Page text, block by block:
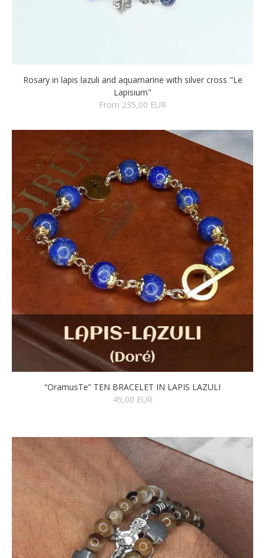
Rosary in lapis lazuli and aquamarine with silver cross "Le
Lapisium"
From 235,00 EUR
“OramusTe” TEN BRACELET IN LAPIS LAZULI
49,00 EUR